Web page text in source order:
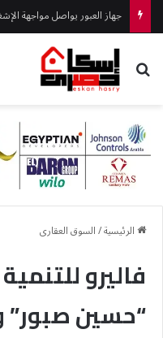
بحث عن
الرئيسية/السوق العقارى
فاليرو
“حسين